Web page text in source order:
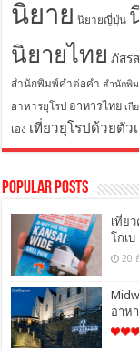
นิยาย นิยายญี่ปุ่น
นิยายไทย ภัสร
สำนักพิมพ์คำต่อคำ สำนักพิ
อาหารยุโรป อาหารไทย เกี
เอง เที่ยวยุโรปด้วยตัว
Popular Posts
เที่ย
โกเบ
20
อาห